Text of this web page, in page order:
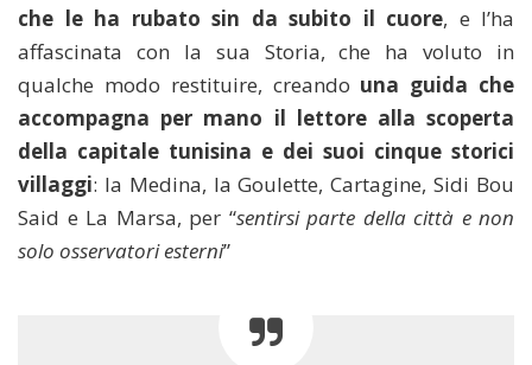
che le ha rubato sin da subito il cuore, e l’ha
affascinata con la sua Storia, che ha voluto in
qualche modo restituire, creando una guida che
accompagna per mano il lettore alla scoperta
della capitale tunisina e dei suoi cinque storici
villaggi: la Medina, la Goulette, Cartagine, Sidi Bou
Said e La Marsa, per “sentirsi parte della città e non
solo osservatori esterni”